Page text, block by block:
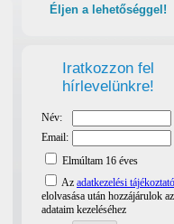
Éljen a lehetőséggel!
Iratkozzon fel
hírlevelünkre!